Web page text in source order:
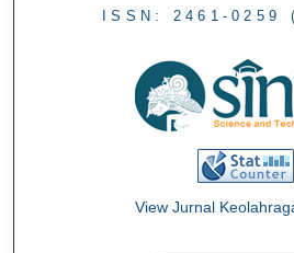
ISSN: 2461-0259
View Jurnal